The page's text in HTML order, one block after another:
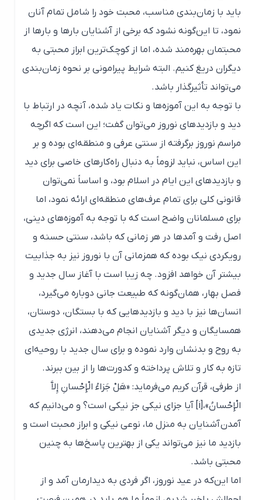
باید با زمان‌بندی مناسب، محبت خود را شامل تمام آنان
نمود، تا این‌گونه نشود که برخی از آشنایان بارها و بارها از
محبتمان بهره‌مند شده، اما از کوچک‌ترین ابراز محبتی به
دیگران دریغ کنیم. البته شرایط پیرامونی بر نحوه زمان‌بندی
می‌تواند تأثیرگذار باشد.
با توجه به این آموزه‌ها و نکات یاد شده، آنچه در ارتباط با
دید و بازدیدهای نوروز می‌توان گفت؛ این است که اگرچه
مراسم نوروز برگرفته از سنتی عرفی و منطقه‌ای بوده و بر
این اساس، نباید لزوماً به دنبال راه‌کارهای خاصی برای دید
و بازدیدهای این ایام در اسلام بود، و اساساً نمی‌توان
قانونی کلی برای تمام عرف‌های منطقه‌ای ارائه نمود، اما
برای مسلمانان واضح است که با توجه به آموزه‌های دینی،
اصل رفت و آمدها در هر زمانی که باشد، سنتی حسنه و
رویکردی نیک بوده که همزمانی آن با نوروز نیز به جذابیت
بیشتر آن خواهد افزود. چه زیبا است با آغاز سال جدید و
فصل بهار، همان‌گونه که طبیعت جانی دوباره می‌گیرد،
انسان‌ها نیز با دید و بازدیدهایی که با بستگان، دوستان،
همسایگان و دیگر آشنایان انجام می‌دهند، انرژی جدیدی
به روح و بدنشان وارد نموده و برای سال جدید با روحیه‌ای
تازه به کار و تلاش پرداخته و کدورت‌ها را از بین ببرند.
از طرفی، قرآن کریم می‌فرماید: «هَلْ جَزاءُ الْإِحْسانِ إِلاَّ
الْإِحْسانُ»،[i] آیا جزاى نیکى جز نیکى است؟ و می‌دانیم که
آمدن آشنایان به منزل ما، نوعی نیکی و ابراز محبت است و
بازدید ما نیز می‌تواند یکی از بهترین پاسخ‌ها به چنین
محبتی باشد.
اما این‌که در عید نوروز، اگر فردی به دیدارمان آمد و از